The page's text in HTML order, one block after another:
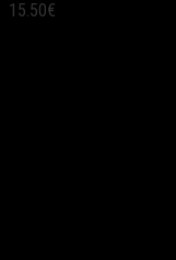
15.50€